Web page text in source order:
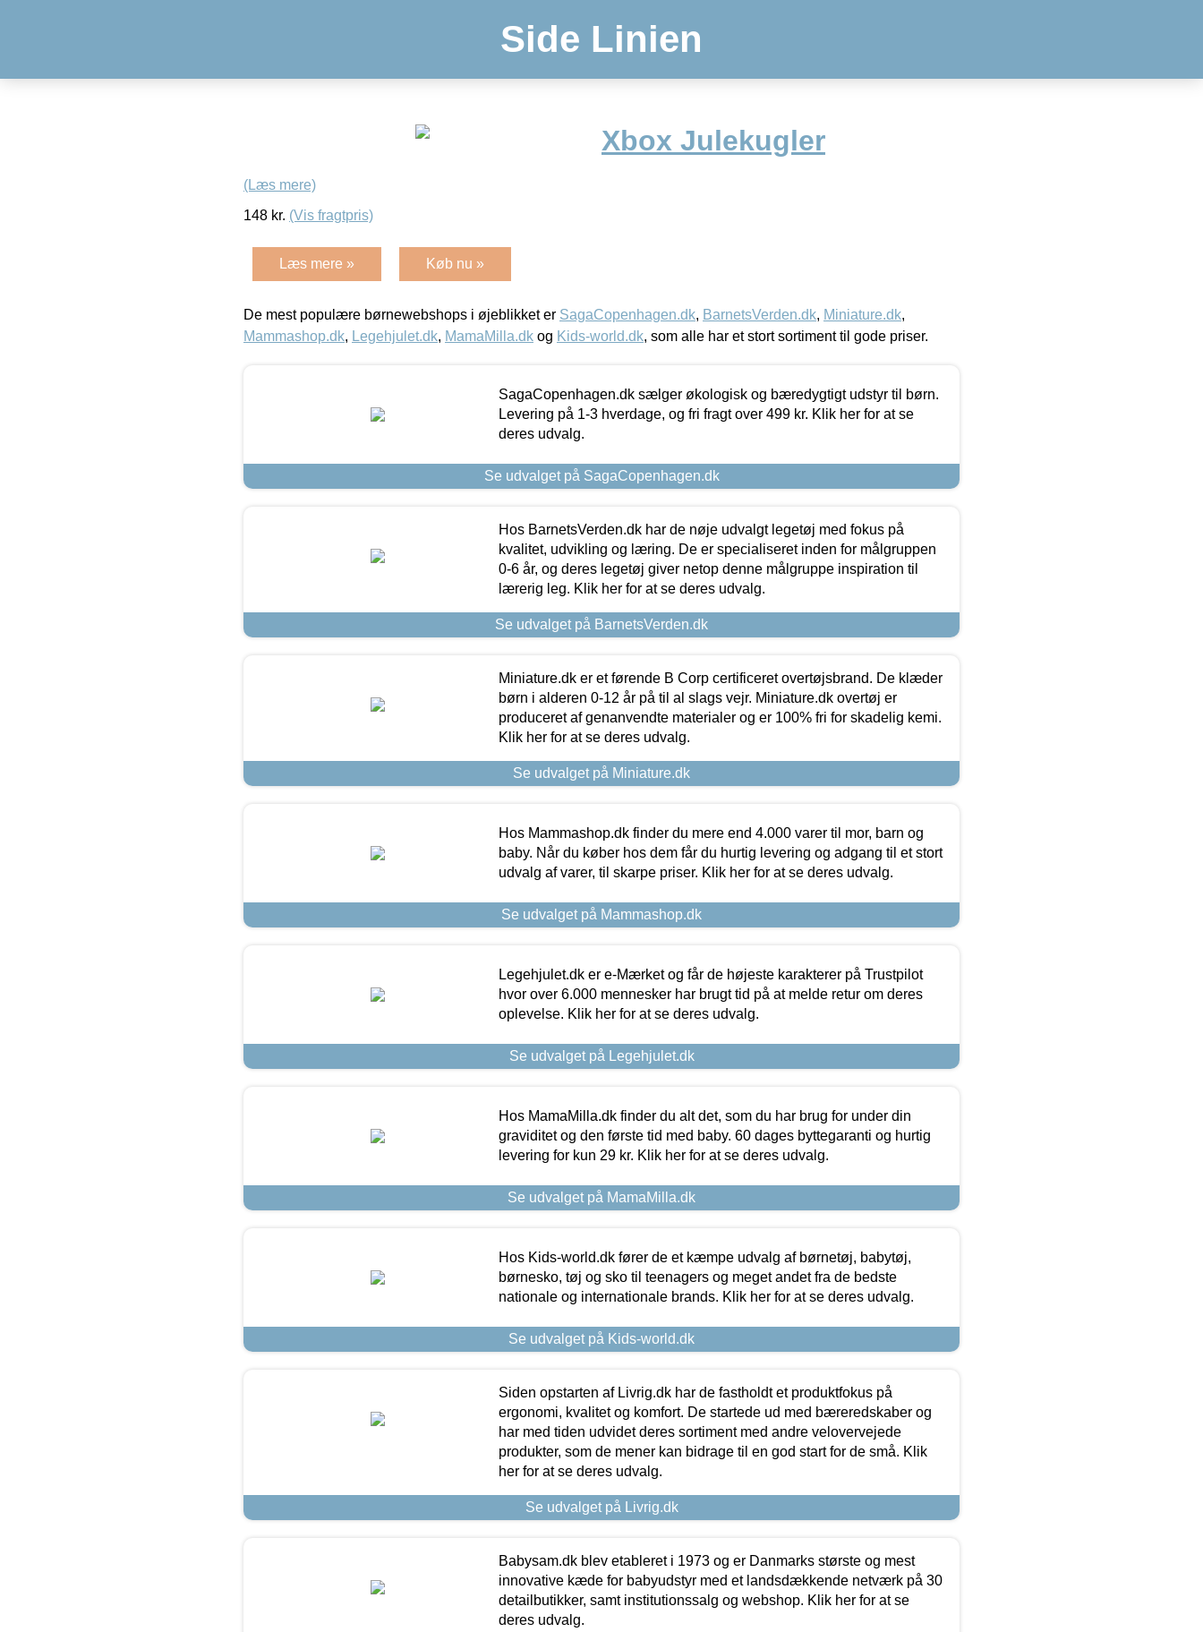
Side Linien
Xbox Julekugler
(Læs mere)
148 kr. (Vis fragtpris)
Læs mere » Køb nu »
De mest populære børnewebshops i øjeblikket er SagaCopenhagen.dk, BarnetsVerden.dk, Miniature.dk,
Mammashop.dk, Legehjulet.dk, MamaMilla.dk og Kids-world.dk, som alle har et stort sortiment til gode priser.
SagaCopenhagen.dk sælger økologisk og bæredygtigt udstyr til børn.
Levering på 1-3 hverdage, og fri fragt over 499 kr. Klik her for at se
deres udvalg.
Se udvalget på SagaCopenhagen.dk
Hos BarnetsVerden.dk har de nøje udvalgt legetøj med fokus på
kvalitet, udvikling og læring. De er specialiseret inden for målgruppen
0-6 år, og deres legetøj giver netop denne målgruppe inspiration til
lærerig leg. Klik her for at se deres udvalg.
Se udvalget på BarnetsVerden.dk
Miniature.dk er et førende B Corp certificeret overtøjsbrand. De klæder
børn i alderen 0-12 år på til al slags vejr. Miniature.dk overtøj er
produceret af genanvendte materialer og er 100% fri for skadelig kemi.
Klik her for at se deres udvalg.
Se udvalget på Miniature.dk
Hos Mammashop.dk finder du mere end 4.000 varer til mor, barn og
baby. Når du køber hos dem får du hurtig levering og adgang til et stort
udvalg af varer, til skarpe priser. Klik her for at se deres udvalg.
Se udvalget på Mammashop.dk
Legehjulet.dk er e-Mærket og får de højeste karakterer på Trustpilot
hvor over 6.000 mennesker har brugt tid på at melde retur om deres
oplevelse. Klik her for at se deres udvalg.
Se udvalget på Legehjulet.dk
Hos MamaMilla.dk finder du alt det, som du har brug for under din
graviditet og den første tid med baby. 60 dages byttegaranti og hurtig
levering for kun 29 kr. Klik her for at se deres udvalg.
Se udvalget på MamaMilla.dk
Hos Kids-world.dk fører de et kæmpe udvalg af børnetøj, babytøj,
børnesko, tøj og sko til teenagers og meget andet fra de bedste
nationale og internationale brands. Klik her for at se deres udvalg.
Se udvalget på Kids-world.dk
Siden opstarten af Livrig.dk har de fastholdt et produktfokus på
ergonomi, kvalitet og komfort. De startede ud med bæreredskaber og
har med tiden udvidet deres sortiment med andre velovervejede
produkter, som de mener kan bidrage til en god start for de små. Klik
her for at se deres udvalg.
Se udvalget på Livrig.dk
Babysam.dk blev etableret i 1973 og er Danmarks største og mest
innovative kæde for babyudstyr med et landsdækkende netværk på 30
detailbutikker, samt institutionssalg og webshop. Klik her for at se
deres udvalg.